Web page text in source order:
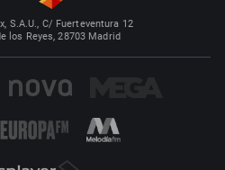
S.A.U., C/ Fuerteventura 12
los Reyes, 28703 Madrid